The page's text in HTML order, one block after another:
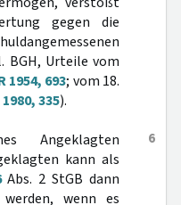
gegen die
BGH, Urteile vom
1954, 693; vom 18.
335).
6
Angeklagten
kann als
Abs. 2 StGB dann
wenn es